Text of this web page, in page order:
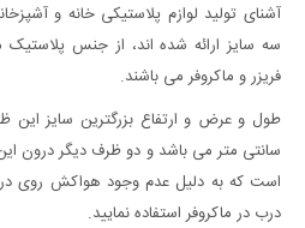
آشنای تولید لوازم پلاستیکی خانه و
سه سایز ارائه شده اند، از جنس
فریزر و ماکروفر می باشند.
سانتی متر می باشد و دو ظرف دیگر درون
است که به دلیل عدم وجود هواکش روی
درب در ماکروفر استفاده نمایید.